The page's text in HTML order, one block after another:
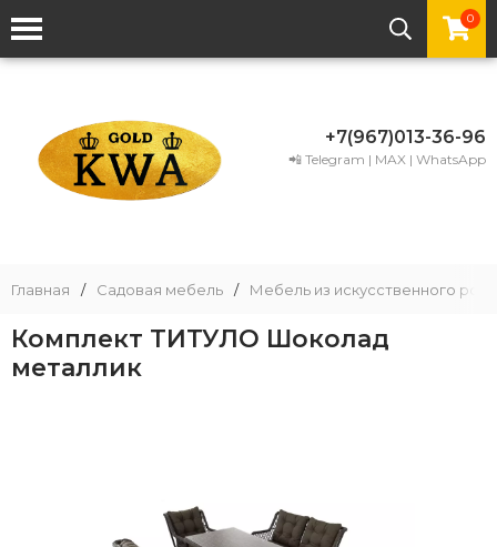
0
+7(967)013-36-96
📲 Telegram | MAX | WhatsApp
Главная / Садовая мебель / Мебель из искусственного
Комплект ТИТУЛО Шоколад
металлик